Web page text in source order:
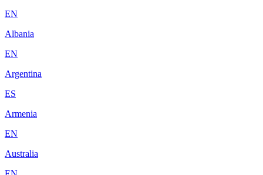
EN
Albania
EN
Argentina
ES
Armenia
EN
Australia